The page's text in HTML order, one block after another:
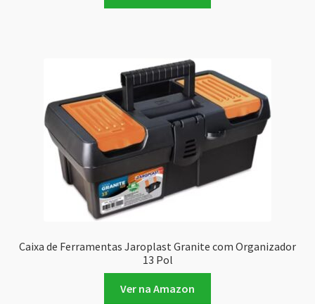
Caixa de Ferramentas Jaroplast Granite com Organizador
13 Pol
Ver na Amazon